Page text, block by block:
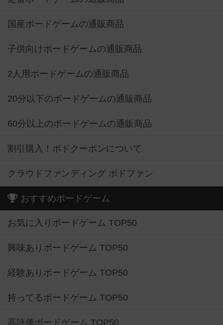
子供向けボードゲームの通販商品
2人用ボードゲームの通販商品
20分以下のボードゲームの通販商品
60分以上のボードゲームの通販商品
割引購入！ボドクーポンについて
クラウドファンディング ボドファン
おすすめボードゲーム
お気に入りボードゲーム TOP50
興味ありボードゲーム TOP50
経験ありボードゲーム TOP50
持ってるボードゲーム TOP50
高評価ボードゲーム TOP50
2人用ボードゲーム TOP50